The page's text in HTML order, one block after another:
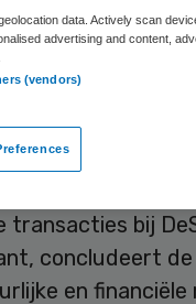
verwacht dat
woon- en
tussen
transacties bij
concludeert de
en
data. Actively scan
advertising and content,
(vendors)